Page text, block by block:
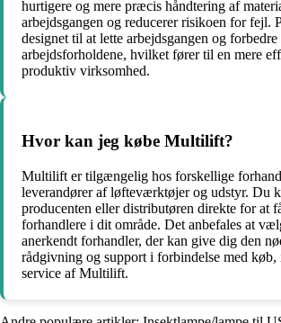
hurtigere og mere præcis håndtering af
arbejdsgangen og reducerer risikoen for fejl.
designet til at lette arbejdsgangen og forbedre
arbejdsforholdene, hvilket fører til en mere
produktiv virksomhed.
Hvor kan jeg købe Multilift?
Multilift er tilgængelig hos forskellige
leverandører af løfteværktøjer og udstyr. Du
producenten eller distributøren direkte for at
forhandlere i dit område. Det anbefales at
anerkendt forhandler, der kan give dig den
rådgivning og support i forbindelse med køb,
service af Multilift.